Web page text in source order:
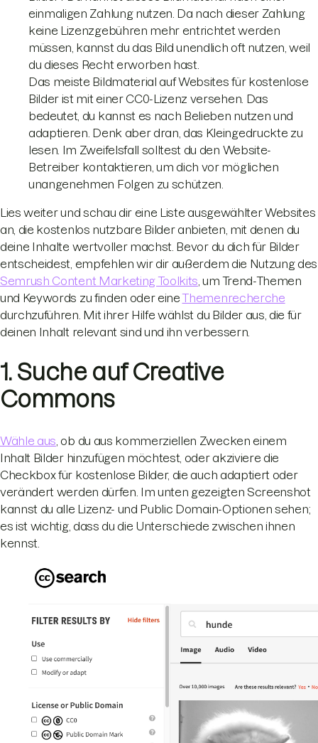
einmaligen Zahlung nutzen. Da nach dieser Zahlung
keine Lizenzgebühren mehr entrichtet werden
müssen, kannst du das Bild unendlich oft nutzen, weil
du dieses Recht erworben hast.
Das meiste Bildmaterial auf Websites für kostenlose
Bilder ist mit einer CC0-Lizenz versehen. Das
bedeutet, du kannst es nach Belieben nutzen und
adaptieren. Denk aber dran, das Kleingedruckte zu
lesen. Im Zweifelsfall solltest du den Website-
Betreiber kontaktieren, um dich vor möglichen
unangenehmen Folgen zu schützen.
Lies weiter und schau dir eine Liste ausgewählter Websites
an, die kostenlos nutzbare Bilder anbieten, mit denen du
deine Inhalte wertvoller machst. Bevor du dich für Bilder
entscheidest, empfehlen wir dir außerdem die Nutzung des
Semrush Content Marketing Toolkits , um Trend-Themen
und Keywords zu finden oder eineThemenrecherche
durchzuführen. Mit ihrer Hilfe wählst du Bilder aus, die für
deinen Inhalt relevant sind und ihn verbessern.
1. Suche auf Creative
Commons
Wähle aus , ob du aus kommerziellen Zwecken einem
Inhalt Bilder hinzufügen möchtest, oder akziviere die
Checkbox für kostenlose Bilder, die auch adaptiert oder
verändert werden dürfen. Im unten gezeigten Screenshot
kannst du alle Lizenz- und Public Domain-Optionen sehen;
es ist wichtig, dass du die Unterschiede zwischen ihnen
kennst.